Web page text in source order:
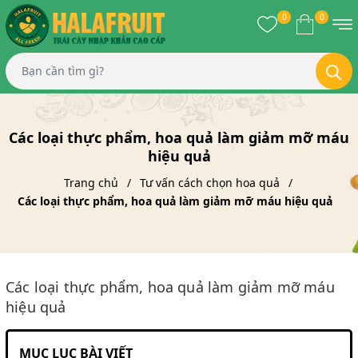
0 0
Các loại thực phẩm, hoa quả làm giảm mỡ máu
hiệu quả
Trang chủ
Tư vấn cách chọn hoa quả
Các loại thực phẩm, hoa quả làm giảm mỡ máu hiệu quả
Các loại thực phẩm, hoa quả làm giảm mỡ máu
hiệu quả
MỤC LỤC BÀI VIẾT